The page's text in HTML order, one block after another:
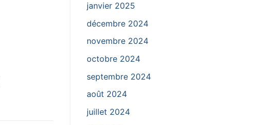
janvier 2025
décembre 2024
novembre 2024
octobre 2024
septembre 2024
août 2024
juillet 2024